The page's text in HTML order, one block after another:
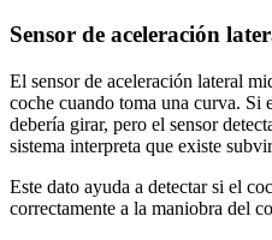
Sensor de aceleración
El sensor de aceleración lateral
coche cuando toma una curva. Si
debería girar, pero el sensor
sistema interpreta que existe
Este dato ayuda a detectar si el
correctamente a la maniobra del